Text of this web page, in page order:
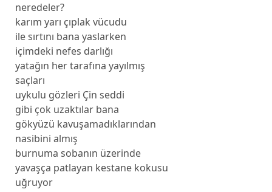
neredeler?
karım yarı çıplak vücudu
ile sırtını bana yaslarken
içimdeki nefes darlığı
yatağın her tarafına yayılmış
saçları
uykulu gözleri Çin seddi
gibi çok uzaktılar bana
gökyüzü kavuşamadıklarından
nasibini almış
burnuma sobanın üzerinde
yavaşça patlayan kestane kokusu
uğruyor